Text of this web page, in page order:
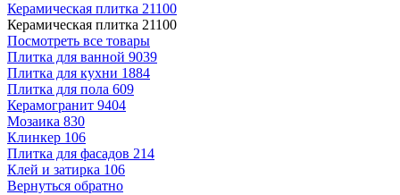
Керамическая плитка 21100
Керамическая плитка 21100
Посмотреть все товары
Плитка для ванной 9039
Плитка для кухни 1884
Плитка для пола 609
Керамогранит 9404
Мозаика 830
Клинкер 106
Плитка для фасадов 214
Клей и затирка 106
Вернуться обратно